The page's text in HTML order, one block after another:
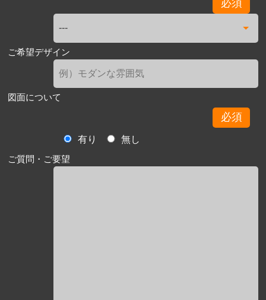
必須
ご希望デザイン
図面について
必須
有り
無し
ご質問・ご要望